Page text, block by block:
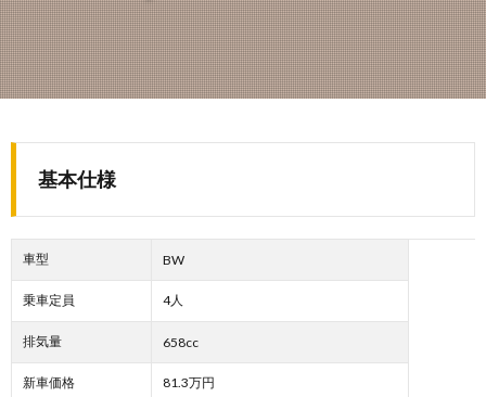
基本仕様
車型 BW
乗車定員 4人
排気量 658cc
新車価格 81.3万円